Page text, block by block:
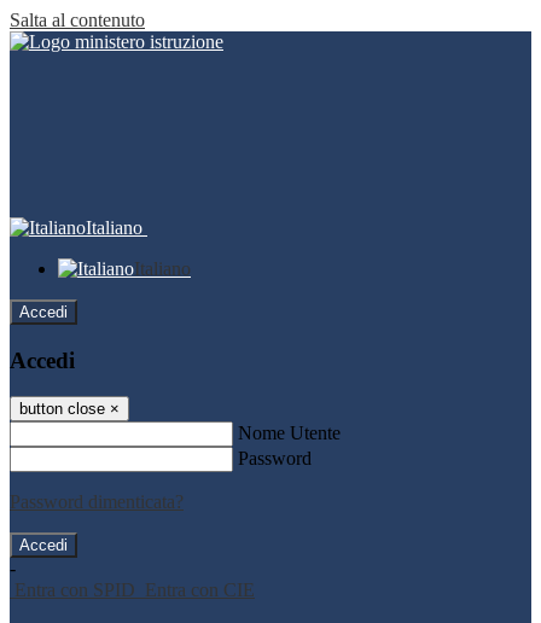
Salta al contenuto
Italiano
Italiano
Accedi
Accedi
button close ×
Nome Utente
Password
Password dimenticata?
-
Entra con SPID Entra con CIE